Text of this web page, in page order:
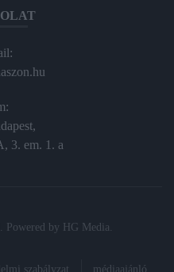
3. em. 1. a
Powered by HG Media.
szabályzat médiaajánló